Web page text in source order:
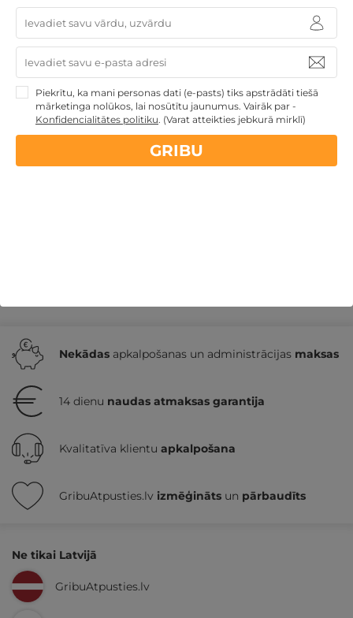
"Wellton Riverside SPA Hotel" DĀVANU KARTE
Rīga,Wellton Riverside SPA Hotel
49€ GRIBU
Nekādas apkalpošanas un administrācijas maksas
14 dienu naudas atmaksas garantija
Kvalitatīva klientu apkalpošana
GribuAtpusties.lv izmēģināts un pārbaudīts
Ne tikai Latvijā
GribuAtpusties.lv
Piekrītu, ka mani personas dati (e-pasts) tiks apstrādāti tiešā
mārketinga nolūkos, lai nosūtītu jaunumus. Vairāk par -
Konfidencialitātes politiku. (Varat atteikties jebkurā mirklī)
GRIBU